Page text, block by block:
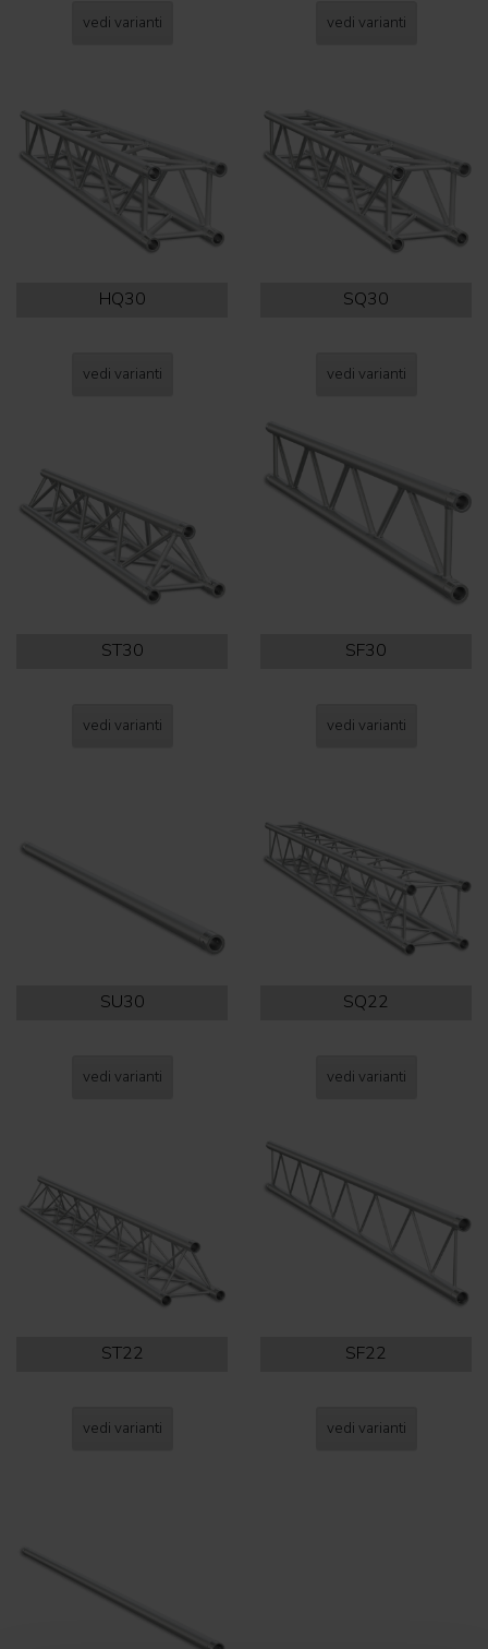
vedi varianti vedi varianti
HQ30
vedi varianti
SQ30
vedi varianti
ST30
vedi varianti
SF30
vedi varianti
SU30
vedi varianti
SQ22
vedi varianti
ST22
vedi varianti
SF22
vedi varianti